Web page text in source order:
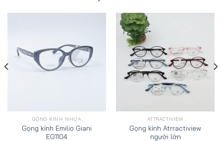
GỌNG KÍNH NHỰA
Gọng kính Emilio Giani
EG1104
ATTRACTIVIEW
Gọng kính Atrractiview
người lớn